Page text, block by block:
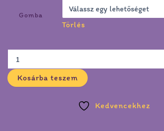
Gomba
Törlés
Kosárba teszem
Kedvencekhez